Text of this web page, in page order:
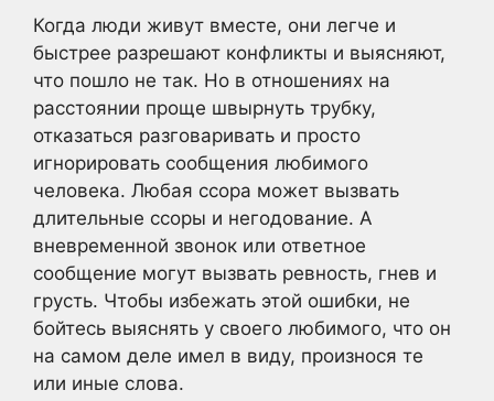
Когда люди живут вместе, они легче и
быстрее разрешают конфликты и выясняют,
что пошло не так. Но в отношениях на
расстоянии проще швырнуть трубку,
отказаться разговаривать и просто
игнорировать сообщения любимого
человека. Любая ссора может вызвать
длительные ссоры и негодование. А
вневременной звонок или ответное
сообщение могут вызвать ревность, гнев и
грусть. Чтобы избежать этой ошибки, не
бойтесь выяснять у своего любимого, что он
на самом деле имел в виду, произнося те
или иные слова.